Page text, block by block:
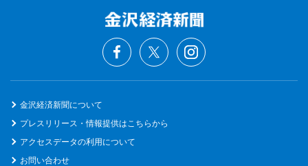
金沢経済新聞について
プレスリリース・情報提供はこちらから
アクセスデータの利用について
お問い合わせ